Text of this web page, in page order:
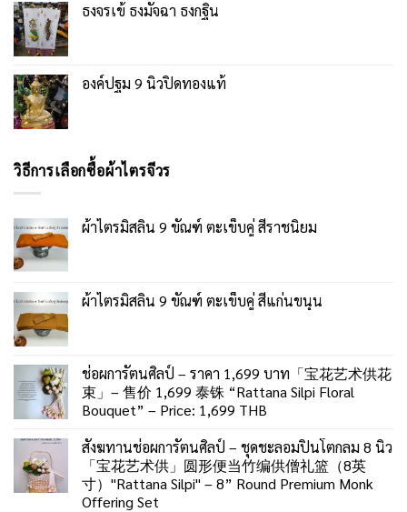
ธงจรเข้ ธงมัจฉา ธงกฐิน
องค์ปฐม 9 นิ้วปิดทองแท้
วิธีการเลือกซื้อผ้าไตรจีวร
ผ้าไตรมิสลิน 9 ขัณฑ์ ตะเข็บคู่ สีราชนิยม
ผ้าไตรมิสลิน 9 ขัณฑ์ ตะเข็บคู่ สีแก่นขนุน
ช่อผการัตนศิลป์ – ราคา 1,699 บาท「宝花艺术供花
束」– 售价 1,699 泰铢 “Rattana Silpi Floral
Bouquet” – Price: 1,699 THB
สังฆทานช่อผการัตนศิลป์ – ชุดชะลอมปิ่นโตกลม 8 นิ้ว
「宝花艺术供」圆形便当竹编供僧礼篮（8英
寸）"Rattana Silpi" – 8” Round Premium Monk
Offering Set